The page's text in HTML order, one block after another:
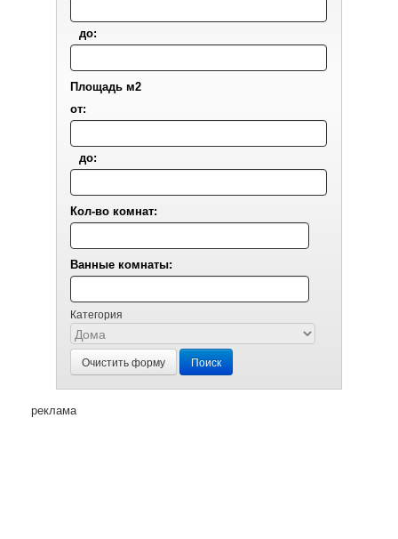
до:
Площадь м2
от:
до:
Кол-во комнат:
Ванные комнаты:
Категория
Очистить форму Поиск
реклама